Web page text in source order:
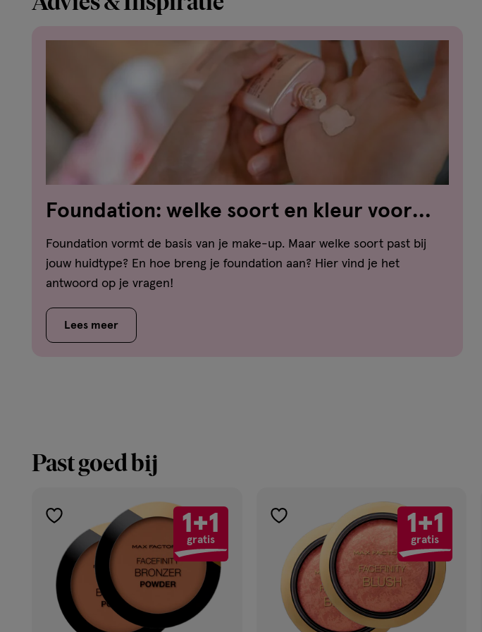
Foundation: welke soort en kleur voor
welk huidtype?
Foundation vormt de basis van je make-up. Maar welke soort past bij
jouw huidtype? En hoe breng je foundation aan? Hier vind je het
antwoord op je vragen!
Lees meer
Past goed bij
1+1
gratis
toevoegen
aan
verlanglijst
1+1
gratis
toevoegen
verlanglijst